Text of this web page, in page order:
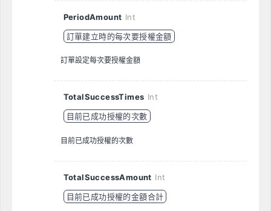
PeriodAmount Int
訂單建立時的每次要授權金額
訂單設定每次要授權金額
TotalSuccessTimes Int
目前已成功授權的次數
目前已成功授權的次數
TotalSuccessAmount Int
目前已成功授權的金額合計